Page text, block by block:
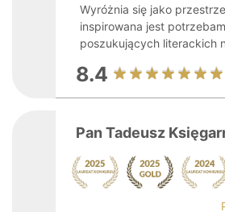
Wyróżnia się jako
inspirowana jest
poszukujących literackich
8.4
Pan Tadeusz